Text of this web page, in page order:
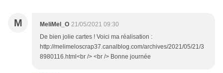
M MeliMel_O 21/05/2021 09:30
De bien jolie cartes ! Voici ma réalisation :
http://melimeloscrap37.canalblog.com/archives/2021/05/21/3
8980116.html<br /> <br /> Bonne journée